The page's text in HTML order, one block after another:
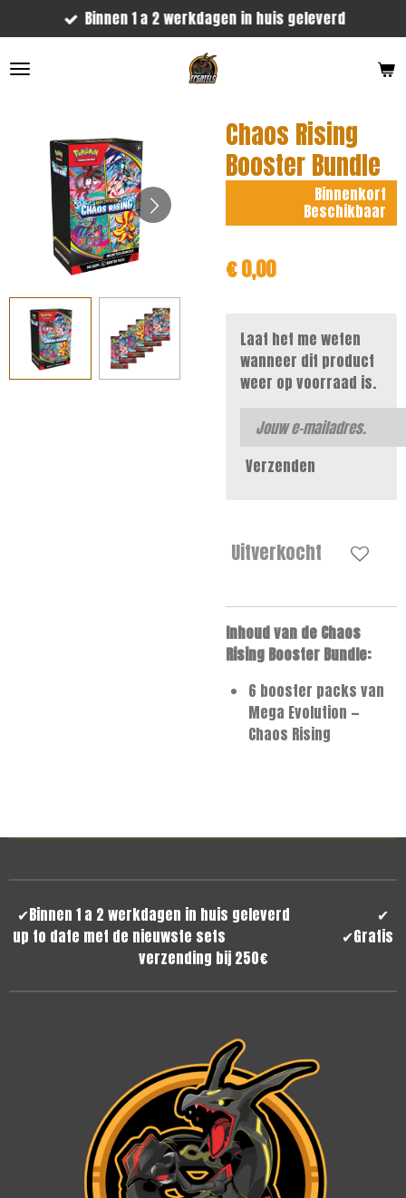
direct
naar
Binnen 1 a 2 werkdagen in huis geleverd
Chaos Rising
Booster Bundle
Binnenkort
Beschikbaar
€ 0,00
Laat het me weten
wanneer dit product
weer op voorraad is.
Verzenden
Uitverkocht
Inhoud van de Chaos
Rising Booster Bundle:
6 booster packs van
Mega Evolution —
Chaos Rising
✔Binnen 1 a 2 werkdagen in huis geleverd ✔
up to date met de nieuwste sets ✔Gratis
verzending bij 250€